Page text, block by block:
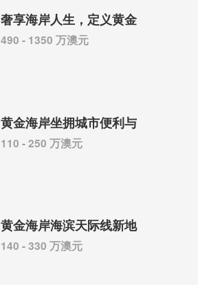
奢享海岸人生，定义黄金
490 - 1350 万澳元
黄金海岸坐拥城市便利与
110 - 250 万澳元
黄金海岸海滨天际线新地
140 - 330 万澳元